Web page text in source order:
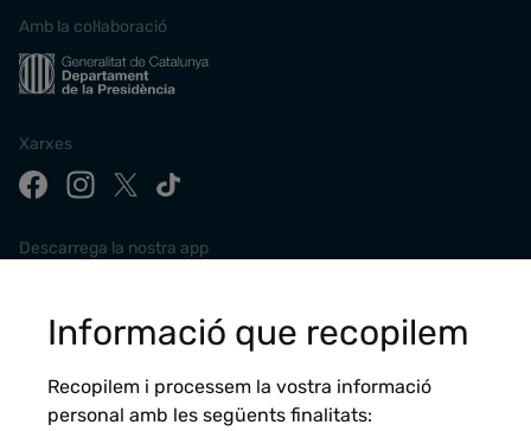
Amb la col·laboració
Xarxes
Descarrega la nostra app
Informació que recopilem
Recopilem i processem la vostra informació
personal amb les següents finalitats: